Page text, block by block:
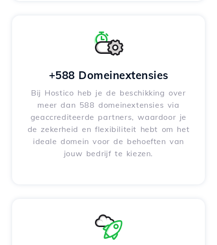
+588 Domeinextensies
Bij Hostico heb je de beschikking over
meer dan 588 domeinextensies via
geaccrediteerde partners, waardoor je
de zekerheid en flexibiliteit hebt om het
ideale domein voor de behoeften van
jouw bedrijf te kiezen.